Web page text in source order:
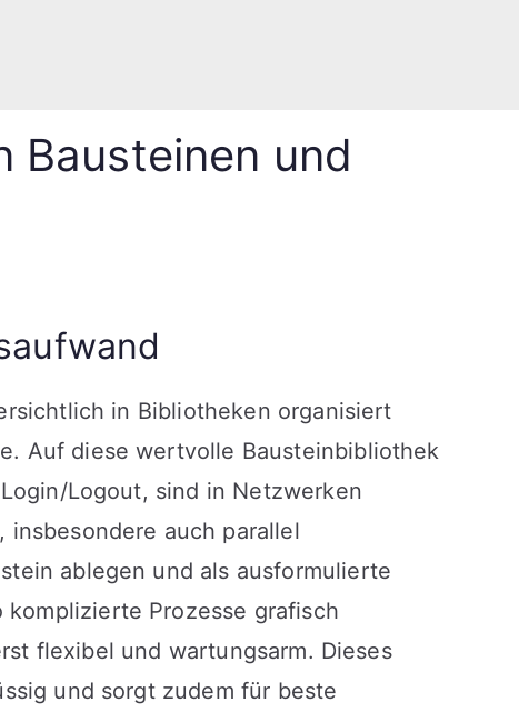
Bausteinen und
in Bibliotheken organisiert
Auf diese wertvolle Bausteinbibliothek
Logout, sind in Netzwerken
insbesondere auch parallel
ablegen und als ausformulierte
Prozesse grafisch
flexibel und wartungsarm. Dieses
und sorgt zudem für beste